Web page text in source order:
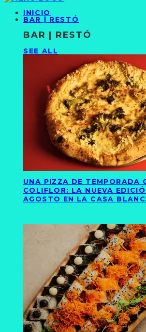
INICIO
BAR | RESTÓ
BAR | RESTÓ
SEE ALL
UNA PIZZA DE TEMPORADA
COLIFLOR: LA NUEVA
AGOSTO EN LA CASA